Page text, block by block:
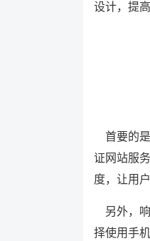
设计，提
首要的
证网站服
度，让用
另外，
择使用手